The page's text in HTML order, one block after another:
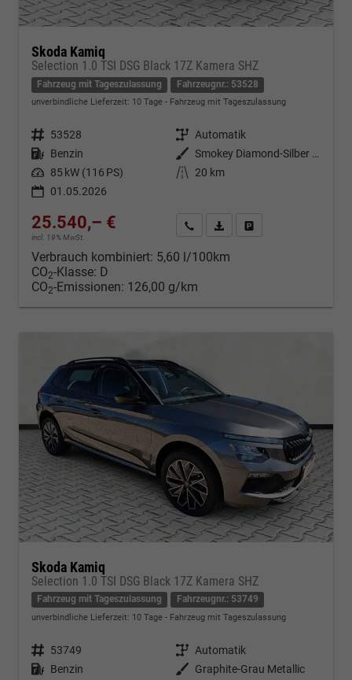
Skoda Kamiq
Selection 1.0 TSI DSG Black 17Z Kamera SHZ
Fahrzeug mit Tageszulassung Fahrzeugnr.: 53528
unverbindliche Lieferzeit: 10 Tage Fahrzeug mit Tageszulassung
Fahrzeugnr. 53528 Getriebe Automatik
Kraftstoff Benzin Außenfarbe
Smokey Diamond-Silber Metallic
Leistung 85 kW (116 PS) Kilometerstand
20 km
01.05.2026
25.540,– €
incl. 19% MwSt.
Kontakt & Angebot anfordern
PDF-Datei, Fahrzeugexposé
Verbrauch kombiniert: 5,60 l/100km
CO2-Klasse: D
CO2-Emissionen: 126,00 g/km
Skoda Kamiq
Selection 1.0 TSI DSG Black 17Z Kamera SHZ
Fahrzeug mit Tageszulassung Fahrzeugnr.: 53749
unverbindliche Lieferzeit: 10 Tage Fahrzeug mit Tageszulassung
Fahrzeugnr. 53749 Getriebe Automatik
Kraftstoff Benzin Außenfarbe Graphite-Grau Metallic